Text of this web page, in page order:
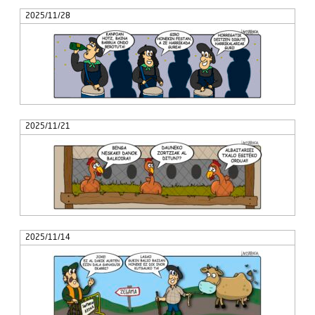
2025/11/28
2025/11/21
2025/11/14